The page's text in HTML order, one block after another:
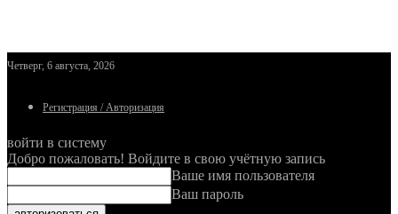
Четверг, 6 августа, 2026
Регистрация / Авторизация
войти в систему
Добро пожаловать! Войдите в свою учётную запись
Ваше имя пользователя
Ваш пароль